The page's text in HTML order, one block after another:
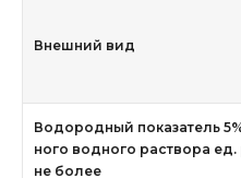
Внешний вид
Водородный показатель
ного водного раствора ед.
не более